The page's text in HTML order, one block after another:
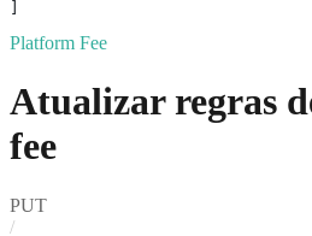
Platform Fee
Atualizar regras
fee
PUT
/